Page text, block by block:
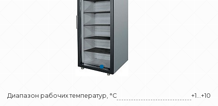
Диапазон рабочих температур, °C +1…+10